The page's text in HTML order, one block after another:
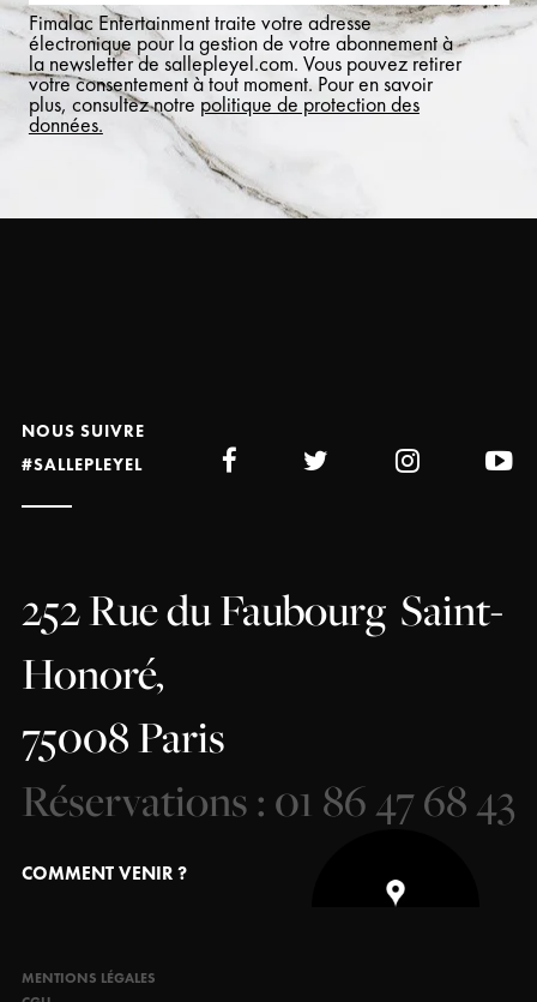
Fimalac Entertainment traite votre adresse
électronique pour la gestion de votre abonnement à
la newsletter de sallepleyel.com. Vous pouvez retirer
votre consentement à tout moment. Pour en savoir
plus, consultez notre politique de protection des
données.
NOUS SUIVRE
#SALLEPLEYEL
252 Rue du Faubourg Saint-
Honoré,
75008 Paris
Réservations : 01 86 47 68 43
COMMENT VENIR ?
MENTIONS LÉGALES